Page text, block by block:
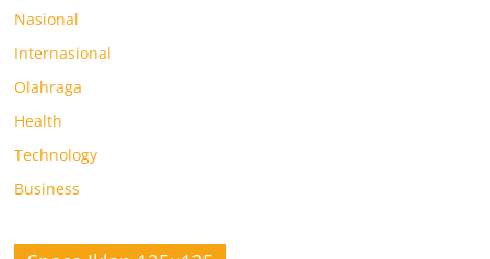
Nasional
Internasional
Olahraga
Health
Technology
Business